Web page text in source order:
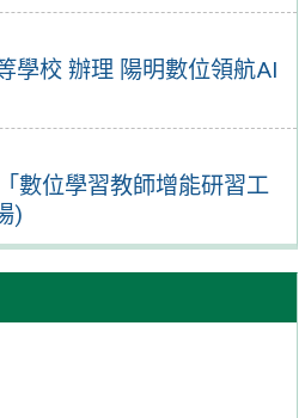
學校 辦理 陽明數位領航AI
數位學習教師增能研習工
)